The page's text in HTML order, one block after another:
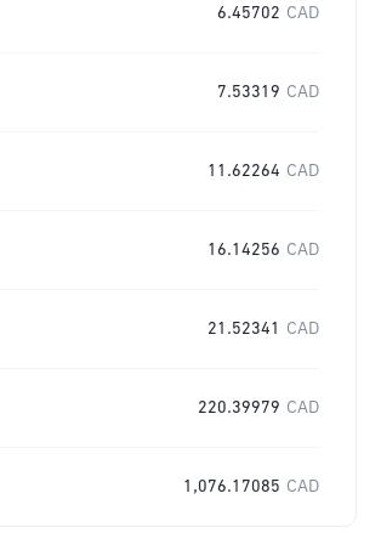
6.45702 CAD
7.53319 CAD
11.62264 CAD
16.14256 CAD
21.52341 CAD
220.39979 CAD
1,076.17085 CAD